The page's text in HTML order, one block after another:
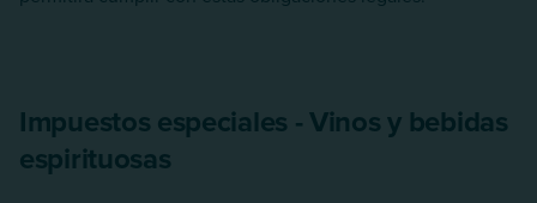
Impuestos especiales - Vinos y bebidas
espirituosas